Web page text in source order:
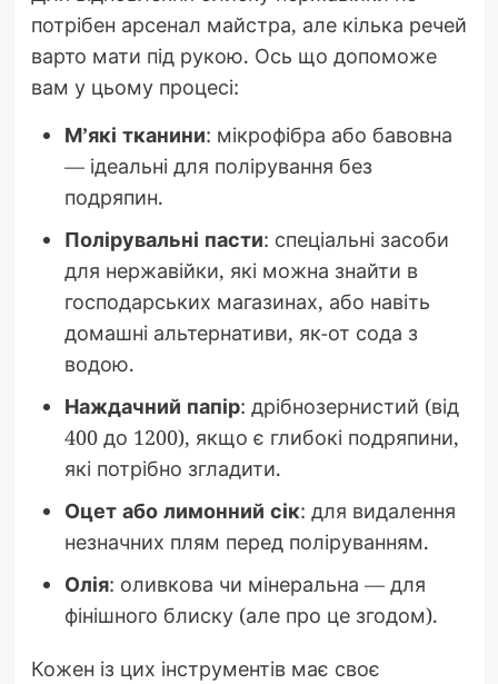
потрібен арсенал майстра, але кілька речей
варто мати під рукою. Ось що допоможе
вам у цьому процесі:
М’які тканини: мікрофібра або бавовна
— ідеальні для полірування без
подряпин.
Полірувальні пасти: спеціальні засоби
для нержавійки, які можна знайти в
господарських магазинах, або навіть
домашні альтернативи, як-от сода з
водою.
Наждачний папір: дрібнозернистий (від
400 до 1200), якщо є глибокі подряпини,
які потрібно згладити.
Оцет або лимонний сік: для видалення
незначних плям перед поліруванням.
Олія: оливкова чи мінеральна — для
фінішного блиску (але про це згодом).
Кожен із цих інструментів має своє